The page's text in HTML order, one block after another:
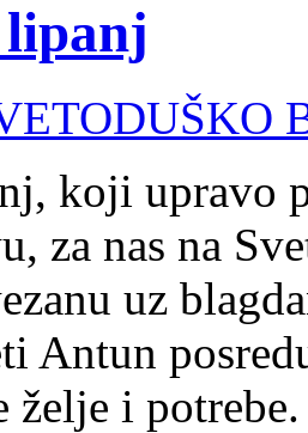
koji upravo
za nas na
uz
Antun
želje i potrebe.